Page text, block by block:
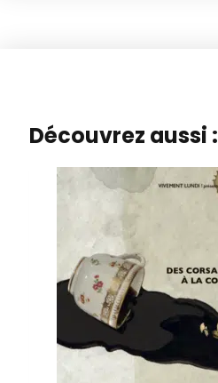
Découvrez aussi :